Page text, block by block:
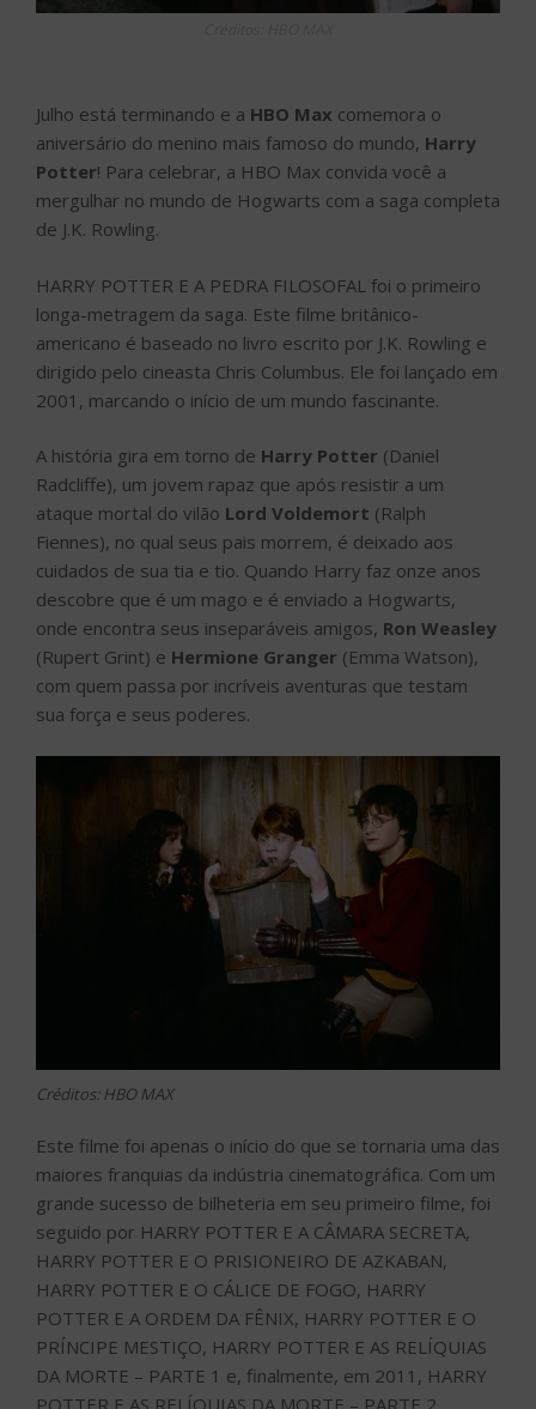
Julho está terminando e a HBO Max comemora o
aniversário do menino mais famoso do mundo, Harry
Potter! Para celebrar, a HBO Max convida você a
mergulhar no mundo de Hogwarts com a saga completa
de J.K. Rowling.
HARRY POTTER E A PEDRA FILOSOFAL foi o primeiro
longa-metragem da saga. Este filme britânico-
americano é baseado no livro escrito por J.K. Rowling e
dirigido pelo cineasta Chris Columbus. Ele foi lançado em
2001, marcando o início de um mundo fascinante.
A história gira em torno de Harry Potter (Daniel
Radcliffe), um jovem rapaz que após resistir a um
ataque mortal do vilão Lord Voldemort (Ralph
Fiennes), no qual seus pais morrem, é deixado aos
cuidados de sua tia e tio. Quando Harry faz onze anos
descobre que é um mago e é enviado a Hogwarts,
onde encontra seus inseparáveis amigos, Ron Weasley
(Rupert Grint) e Hermione Granger (Emma Watson),
com quem passa por incríveis aventuras que testam
sua força e seus poderes.
Créditos: HBO MAX
Este filme foi apenas o início do que se tornaria uma das
maiores franquias da indústria cinematográfica. Com um
grande sucesso de bilheteria em seu primeiro filme, foi
seguido por HARRY POTTER E A CÂMARA SECRETA,
HARRY POTTER E O PRISIONEIRO DE AZKABAN,
HARRY POTTER E O CÁLICE DE FOGO, HARRY
POTTER E A ORDEM DA FÊNIX, HARRY POTTER E O
PRÍNCIPE MESTIÇO, HARRY POTTER E AS RELÍQUIAS
DA MORTE – PARTE 1 e, finalmente, em 2011, HARRY
POTTER E AS RELÍQUIAS DA MORTE – PARTE 2.